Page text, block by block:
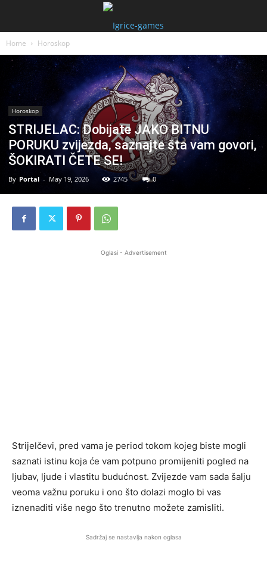
Home Horoskop
Horoskop
STRIJELAC: Dobijate JAKO BITNU
PORUKU zvijezda, saznajte šta vam govori,
ŠOKIRATI ČETE SE!
By Portal - May 19, 2026 2745 0
Oglasi - Advertisement
Strijelčevi, pred vama je period tokom kojeg biste mogli
saznati istinu koja će vam potpuno promijeniti pogled na
ljubav, ljude i vlastitu budućnost. Zvijezde vam sada šalju
veoma važnu poruku i ono što dolazi moglo bi vas
iznenaditi više nego što trenutno možete zamisliti.
Sadržaj se nastavlja nakon oglasa